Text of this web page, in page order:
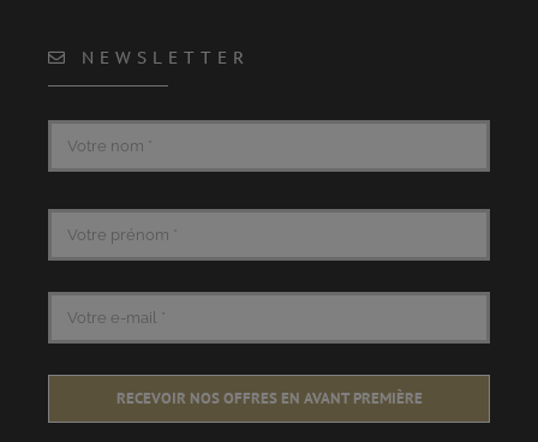
NEWSLETTER
RECEVOIR NOS OFFRES EN AVANT PREMIÈRE